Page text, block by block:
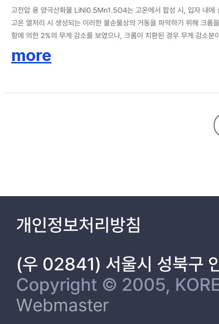
고전압 용 양극산화물 LiNi0.5Mn1.5O4는 고온에서 합성 시, 입자 내에
고온 열처리 시 생성되는 이러한 불순물상의 거동을 파악하기 위해 크
함에 의한 2%의 무게 감소를 보였으나, 크롬이 치환된 경우 무게 감소
more
개인정보처리방침
(우 02841) 서울시 성북구
Copyright © 2005,
Webmaster